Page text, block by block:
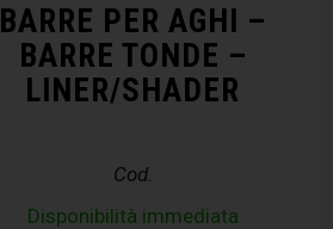
BARRE PER AGHI –
BARRE TONDE –
LINER/SHADER
Cod.
Disponibilità immediata